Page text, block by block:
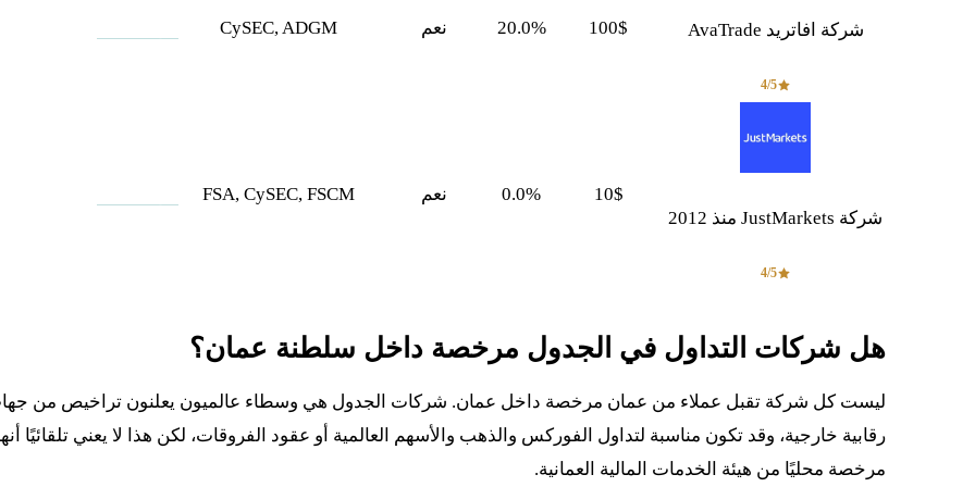
شركة افاتريد AvaTrade
4/5
100$
20.0% نعم CySEC, ADGM
شركة JustMarkets منذ 2012
4/5
10$
0.0% نعم FSA, CySEC, FSCM
هل شركات التداول في الجدول مرخصة داخل سلطنة عمان؟
ليست كل شركة تقبل عملاء من عمان مرخصة داخل عمان. شركات الجدول هي وسطاء عالميون يعلنون تراخيص من
رقابية خارجية، وقد تكون مناسبة لتداول الفوركس والذهب والأسهم العالمية أو عقود الفروقات، لكن هذا لا يعني تلقائيًا
مرخصة محليًا من هيئة الخدمات المالية العمانية.